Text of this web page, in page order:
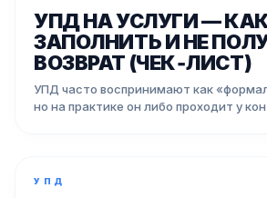
УПД НА УСЛУГИ —
ЗАПОЛНИТЬ И НЕ
ВОЗВРАТ (ЧЕК‑ЛИСТ)
УПД часто воспринимают как
но на практике он либо проходит у
УПД